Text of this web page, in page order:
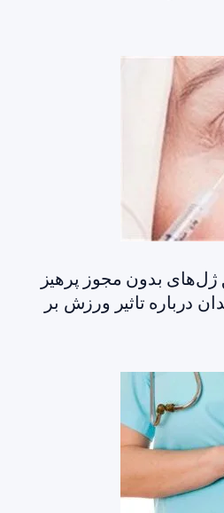
ژل‌های بدون مجوز پرهیز
درباره تاثیر ورزش بر